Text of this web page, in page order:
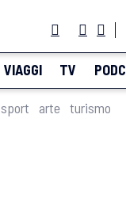
VIAGGI TV
sport arte turismo